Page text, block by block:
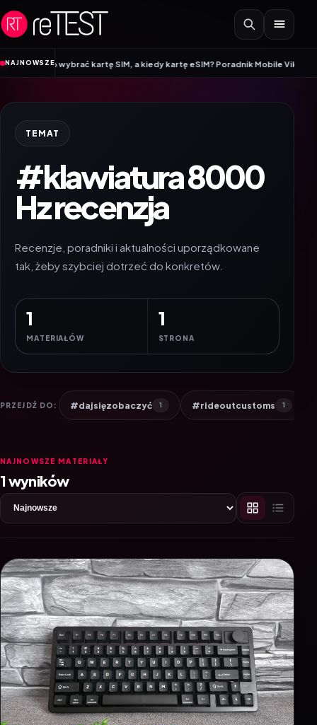
Przejdź do treści
NAJNOWSZE
wybrać kartę SIM, a kiedy kartę eSIM? Poradnik Mobile Vikings•
TEMAT
#klawiatura 8000
Hz recenzja
Recenzje, poradniki i aktualności uporządkowane
tak, żeby szybciej dotrzeć do konkretów.
1
MATERIAŁÓW
1
STRONA
PRZEJDŹ DO: #dajsięzobaczyć 1 #rideoutcustoms 1
NAJNOWSZE MATERIAŁY
1 wyników